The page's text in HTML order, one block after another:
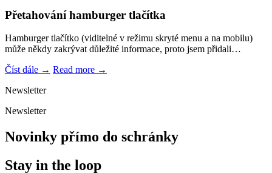
Přetahování hamburger tlačítka
Hamburger tlačítko (viditelné v režimu skryté menu a na mobilu)
může někdy zakrývat důležité informace, proto jsem přidali…
Číst dále → Read more →
Newsletter
Newsletter
Novinky přímo do schránky
Stay in the loop